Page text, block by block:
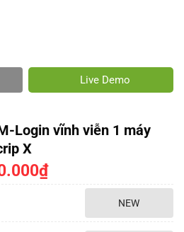
Live Demo
Login vĩnh viễn 1 máy
X
₫Giá
hiện
NEW